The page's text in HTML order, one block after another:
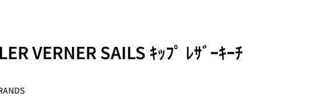
VERNER SAILS ｷｯﾌﾟ ﾚｻﾞｰｷｰﾁ